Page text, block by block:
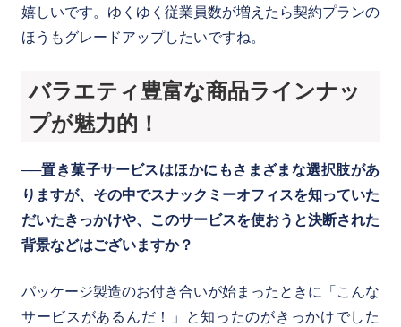
嬉しいです。ゆくゆく従業員数が増えたら契約プランの
ほうもグレードアップしたいですね。
バラエティ豊富な商品ラインナッ
プが魅力的！
──置き菓子サービスはほかにもさまざまな選択肢があ
りますが、その中でスナックミーオフィスを知っていた
だいたきっかけや、このサービスを使おうと決断された
背景などはございますか？
パッケージ製造のお付き合いが始まったときに「こんな
サービスがあるんだ！」と知ったのがきっかけでした